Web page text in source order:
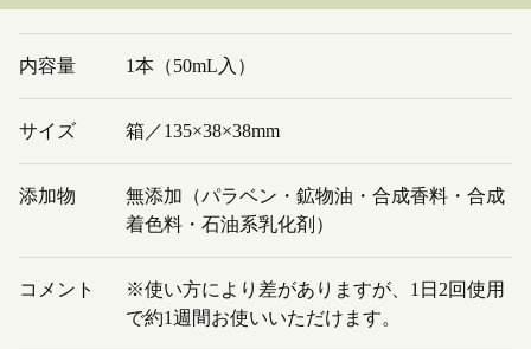
内容量 1本（50mL入）
サイズ 箱／135×38×38mm
添加物
無添加（パラベン・鉱物油・合成香料・合成
着色料・石油系乳化剤）
コメント
※使い方により差がありますが、1日2回使用
で約1週間お使いいただけます。